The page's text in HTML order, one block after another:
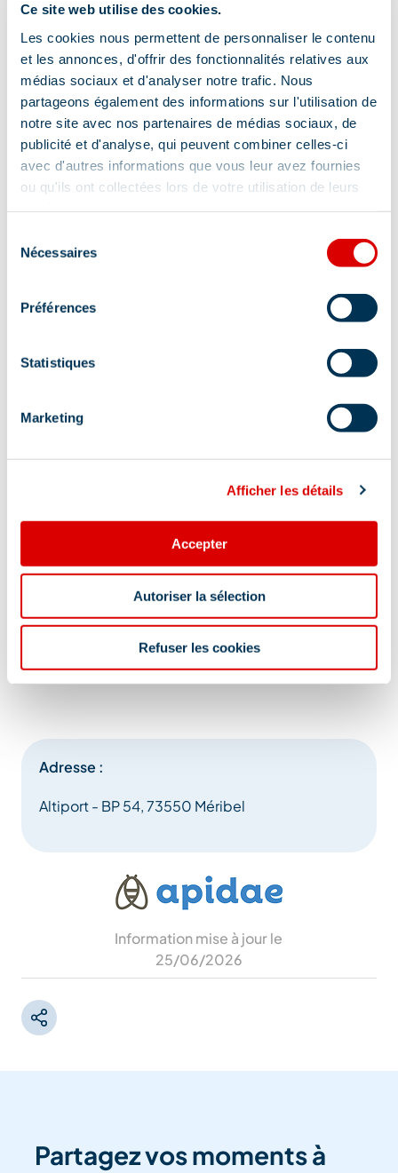
Ce site web utilise des cookies.
Les cookies nous permettent de personnaliser le contenu
et les annonces, d'offrir des fonctionnalités relatives aux
médias sociaux et d'analyser notre trafic. Nous
partageons également des informations sur l'utilisation de
notre site avec nos partenaires de médias sociaux, de
publicité et d'analyse, qui peuvent combiner celles-ci
avec d'autres informations que vous leur avez fournies
ou qu'ils ont collectées lors de votre utilisation de leurs
Nécessaires
Préférences
Statistiques
Marketing
Afficher les détails
Accepter
Autoriser la sélection
Refuser les cookies
Parking
Services
Animaux acceptés
Localisation
Adresse :
Altiport - BP 54, 73550 Méribel
Information mise à jour le
25/06/2026
Partagez vos moments à